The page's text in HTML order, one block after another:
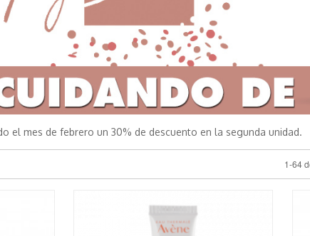
el mes de febrero un 30% de descuento en la segunda unidad.
1-64